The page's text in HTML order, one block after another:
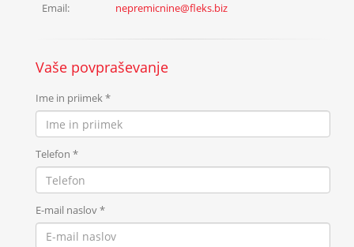
Email:
nepremicnine@fleks.biz
Vaše povpraševanje
Ime in priimek*
Telefon *
E-mail naslov*